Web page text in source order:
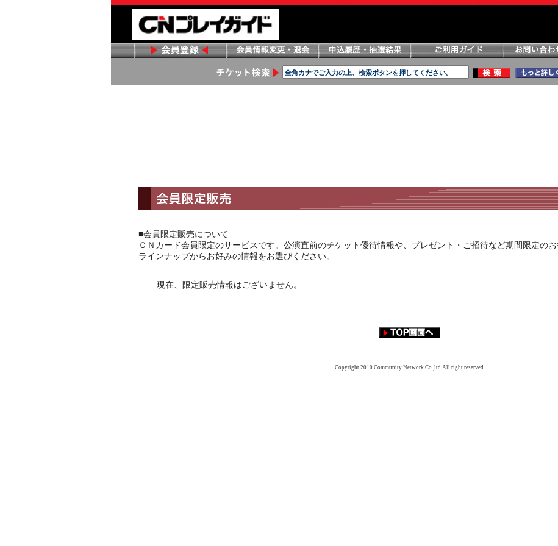
■会員限定販売について
ＣＮカード会員限定のサービスです。公演直前のチケット優待情報や、プレゼント・ご招待など期間限定の
ラインナップからお好みの情報をお選びください。
現在、限定販売情報はございません。
Copyright 2010 Community Network Co.,ltd All right reserved.